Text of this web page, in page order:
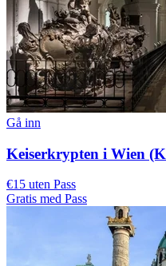
Gå inn
Keiserkrypten i Wien
€15 uten Pass
Gratis med Pass